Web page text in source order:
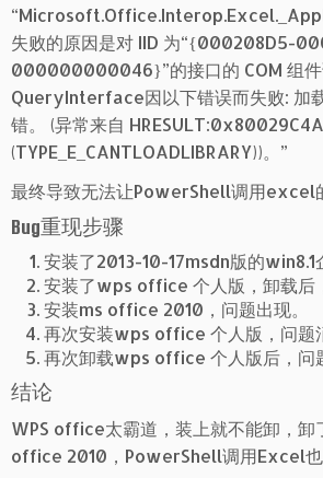
失败的原因是对 IID 为“{000208D5-
000000000046}”的接口的 COM 组
QueryInterface因以下错误而失败: 加
错。 (异常来自 HRESULT:0x80029C4A
(TYPE_E_CANTLOADLIBRARY))。”
最终导致无法让PowerShell调用excel
Bug重现步骤
安装了2013-10-17msdn版的win8.1
安装了wps office 个人版，卸载后
安装ms office 2010，问题出现。
再次安装wps office 个人版，问题
再次卸载wps office 个人版后，问
结论
WPS office太霸道，装上就不能卸，卸
office 2010，PowerShell调用Excel也